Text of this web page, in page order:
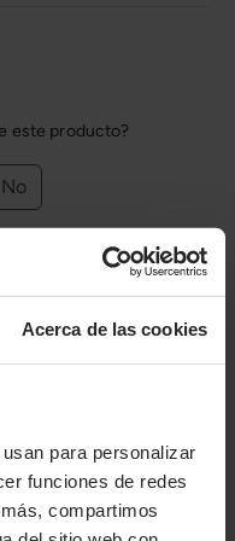
Acerca de las cookies
para personalizar
funciones de redes
compartimos
este producto?